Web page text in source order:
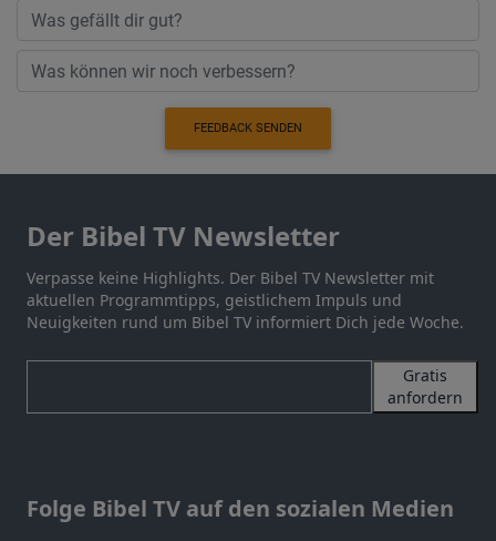
FEEDBACK SENDEN
Der Bibel TV Newsletter
Verpasse keine Highlights. Der Bibel TV Newsletter mit
aktuellen Programmtipps, geistlichem Impuls und
Neuigkeiten rund um Bibel TV informiert Dich jede Woche.
Gratis
anfordern
Folge Bibel TV auf den sozialen Medien